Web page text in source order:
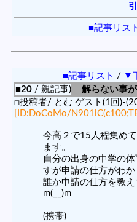
■記事リス
■記事リスト / ▼
■20 / 親記事)
解らない事
□投稿者/ とむ ゲスト(1回)-
[ID:DoCoMo/
今高２で15人程集め
ます。
自分の出身の中学の
すが申請の仕方がわか
誰か申請の仕方を教
m(__)m
(携帯)